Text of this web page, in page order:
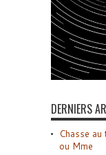
DERNIERS
Chasse
ou Mme